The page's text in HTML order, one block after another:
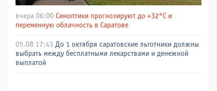
вчера 06:00 Синоптики прогнозируют до +32°C и
переменную облачность в Саратове
05.08 17:43 До 1 октября саратовские льготники должны
выбрать между бесплатными лекарствами и денежной
выплатой